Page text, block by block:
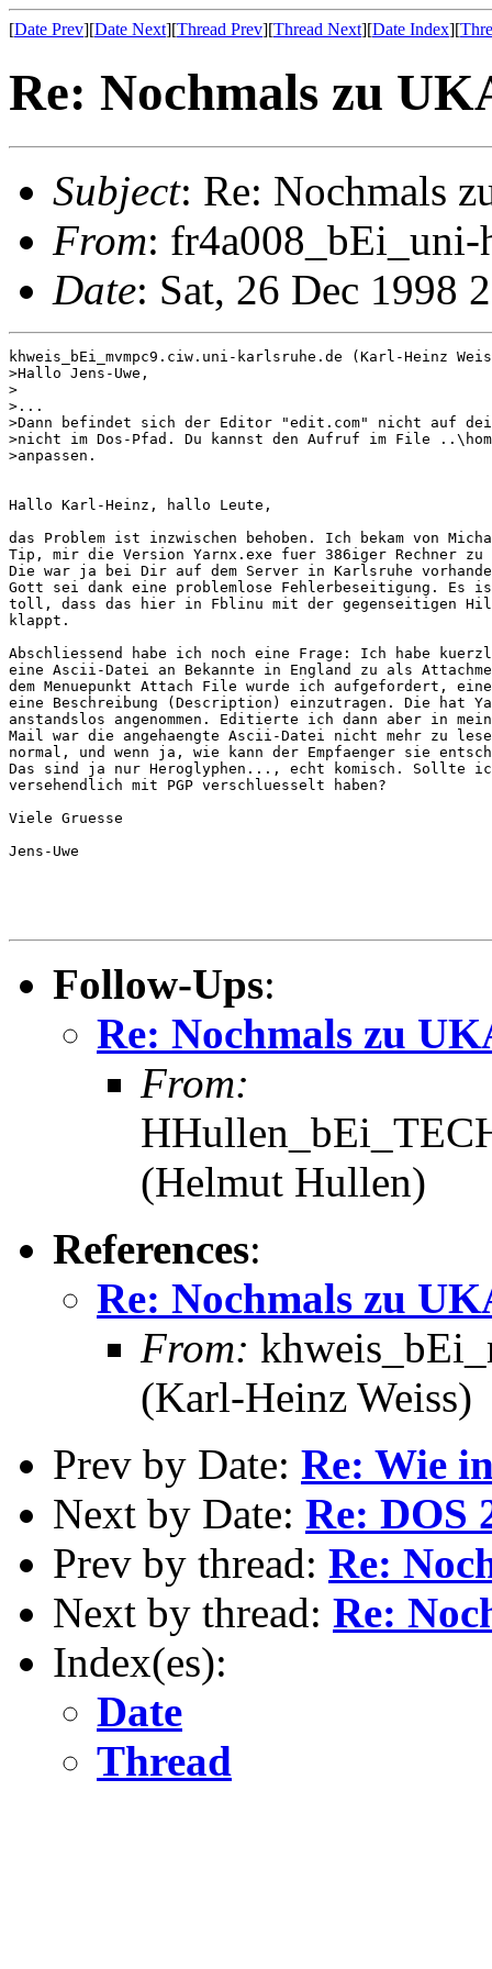
[Date Prev][Date Next][Thread Prev][Thread Next][Date Index][
Re: Nochmals zu
Subject: Re: Nochmals
From: fr4a008_bEi_uni-
Date: Sat, 26 Dec 1998
khweis_bEi_mvmpc9.ciw.uni-karlsruhe.de (Karl-Heinz
>Hallo Jens-Uwe,
>
>...
>Dann befindet sich der Editor "edit.com" nicht auf
>nicht im Dos-Pfad. Du kannst den Aufruf im File
>anpassen.
Hallo Karl-Heinz, hallo Leute,
das Problem ist inzwischen behoben. Ich bekam von
Tip, mir die Version Yarnx.exe fuer 386iger Rechner zu
Die war ja bei Dir auf dem Server in Karlsruhe
Gott sei dank eine problemlose Fehlerbeseitigung. Es
toll, dass das hier in Fblinu mit der gegenseitigen
klappt.
Abschliessend habe ich noch eine Frage: Ich habe
eine Ascii-Datei an Bekannte in England zu als
dem Menuepunkt Attach File wurde ich aufgefordert,
eine Beschreibung (Description) einzutragen. Die hat
anstandslos angenommen. Editierte ich dann aber in
Mail war die angehaengte Ascii-Datei nicht mehr zu
normal, und wenn ja, wie kann der Empfaenger sie
Das sind ja nur Heroglyphen..., echt komisch. Sollte
versehendlich mit PGP verschluesselt haben?
Viele Gruesse
Jens-Uwe
Follow-Ups:
Re: Nochmals zu
From:
(Helmut Hullen)
References:
Re: Nochmals zu
From:
(Karl-Heinz Weiss)
Prev by Date: Re: Wie
Next by Date: Re: DOS
Prev by thread: Re:
Next by thread: Re:
Index(es):
Date
Thread